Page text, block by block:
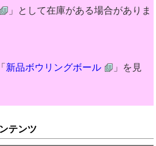
」として在庫がある場合がありま
新品ボウリングボール
」を見
テンツ